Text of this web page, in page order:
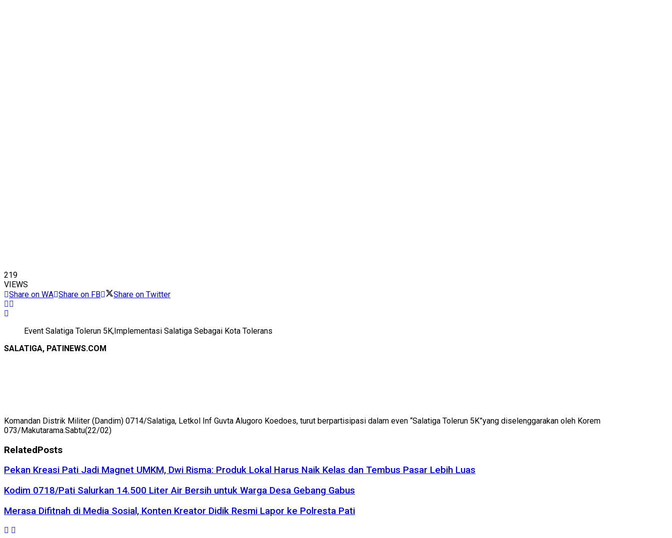
219
VIEWS
Share on WA Share on FB Share on Twitter
Event Salatiga Tolerun 5K,Implementasi Salatiga Sebagai Kota Tolerans
SALATIGA, PATINEWS.COM
Komandan Distrik Militer (Dandim) 0714/Salatiga, Letkol Inf Guvta Alugoro Koedoes, turut berpartisipasi dalam even “Salatiga Tolerun 5K”yang diselenggarakan oleh Korem
073/Makutarama.Sabtu(22/02)
RelatedPosts
Pekan Kreasi Pati Jadi Magnet UMKM, Dwi Risma: Produk Lokal Harus Naik Kelas dan Tembus Pasar Lebih Luas
Kodim 0718/Pati Salurkan 14.500 Liter Air Bersih untuk Warga Desa Gebang Gabus
Merasa Difitnah di Media Sosial, Konten Kreator Didik Resmi Lapor ke Polresta Pati